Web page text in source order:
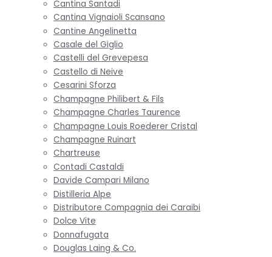
Cantina Santadi
Cantina Vignaioli Scansano
Cantine Angelinetta
Casale del Giglio
Castelli del Grevepesa
Castello di Neive
Cesarini Sforza
Champagne Philibert & Fils
Champagne Charles Taurence
Champagne Louis Roederer Cristal
Champagne Ruinart
Chartreuse
Contadi Castaldi
Davide Campari Milano
Distilleria Alpe
Distributore Compagnia dei Caraibi
Dolce Vite
Donnafugata
Douglas Laing & Co.